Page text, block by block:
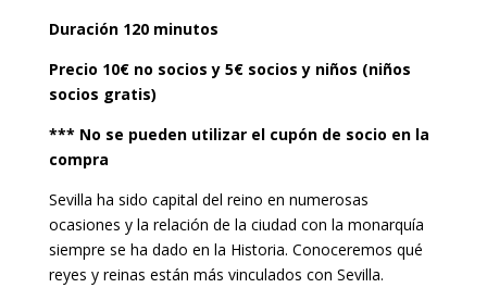
Duración 120 minutos
Precio 10€ no socios y 5€ socios y niños (niños
socios gratis)
*** No se pueden utilizar el cupón de socio en la
compra
Sevilla ha sido capital del reino en numerosas
ocasiones y la relación de la ciudad con la monarquía
siempre se ha dado en la Historia. Conoceremos qué
reyes y reinas están más vinculados con Sevilla.